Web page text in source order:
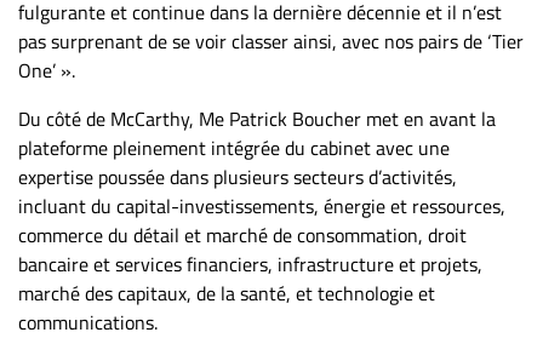
fulgurante et continue dans la dernière décennie et il n’est
pas surprenant de se voir classer ainsi, avec nos pairs de ‘Tier
One’ ».
Du côté de McCarthy, Me Patrick Boucher met en avant la
plateforme pleinement intégrée du cabinet avec une
expertise poussée dans plusieurs secteurs d’activités,
incluant du capital-investissements, énergie et ressources,
commerce du détail et marché de consommation, droit
bancaire et services financiers, infrastructure et projets,
marché des capitaux, de la santé, et technologie et
communications.